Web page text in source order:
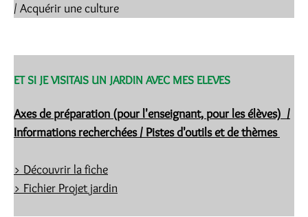
/ Acquérir une culture
ET SI JE VISITAIS UN JARDIN AVEC MES ELEVES
Axes de préparation (pour l'enseignant, pour les élèves) /
Informations recherchées / Pistes d'outils et de thèmes
> Découvrir la fiche
> Fichier Projet jardin